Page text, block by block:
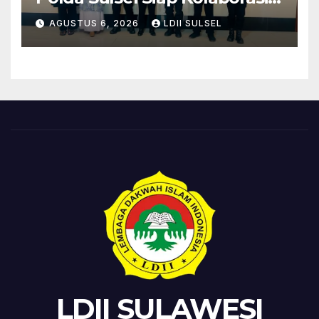
Bakti Sosial Sambut HUT RI
ke-81
AGUSTUS 6, 2026 LDII SULSEL
LDII SULAWESI